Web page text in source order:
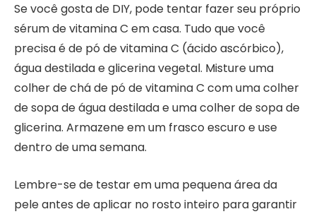
Se você gosta de DIY, pode tentar fazer seu próprio
sérum de vitamina C em casa. Tudo que você
precisa é de pó de vitamina C (ácido ascórbico),
água destilada e glicerina vegetal. Misture uma
colher de chá de pó de vitamina C com uma colher
de sopa de água destilada e uma colher de sopa de
glicerina. Armazene em um frasco escuro e use
dentro de uma semana.
Lembre-se de testar em uma pequena área da
pele antes de aplicar no rosto inteiro para garantir